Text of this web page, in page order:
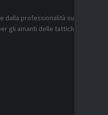
dalla professionalità sui
gli amanti delle tattiche